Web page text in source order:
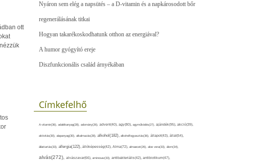
ott
Nyáron sem elég a napsütés – a D-vitamin és a napkárosodott bőr
regenerálásának titkai
Hogyan takarékoskodhatunk otthon az energiával?
A humor gyógyító ereje
Diszfunkcionális család árnyékában
Címkefelhő
A-vitamin(36), adalékanyag(28), adomány(26), advent(40), agy(80), agyműködés(27), ajándék(95), akció(39),
aktivitás(30), alapanyag(30), alkalmazás(28), alkohol(182), alkoholfogyasztás(36), állapot(43), állat(54),
állattartás(33), allergia(122), állóképesség(42), Alma(72), almaecet(26), aloe vera(33), álom(34),
alvás(272), alvászavar(66), aminosav(33), antibakteriális(42), antibiotikum(47),